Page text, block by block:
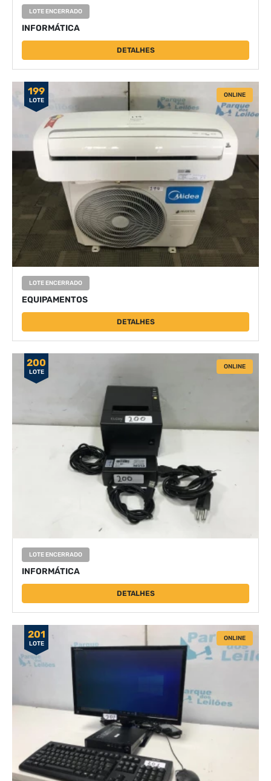
LOTE ENCERRADO
INFORMÁTICA
DETALHES
199
LOTE
ONLINE
LOTE ENCERRADO
EQUIPAMENTOS
DETALHES
200
LOTE
ONLINE
LOTE ENCERRADO
INFORMÁTICA
DETALHES
201
LOTE
ONLINE